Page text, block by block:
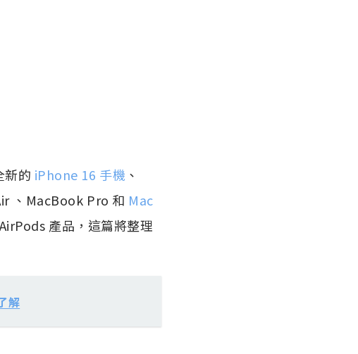
新的 iPhone 16 手機 、
、MacBook Pro 和 Mac
產品，這篇將整理
解